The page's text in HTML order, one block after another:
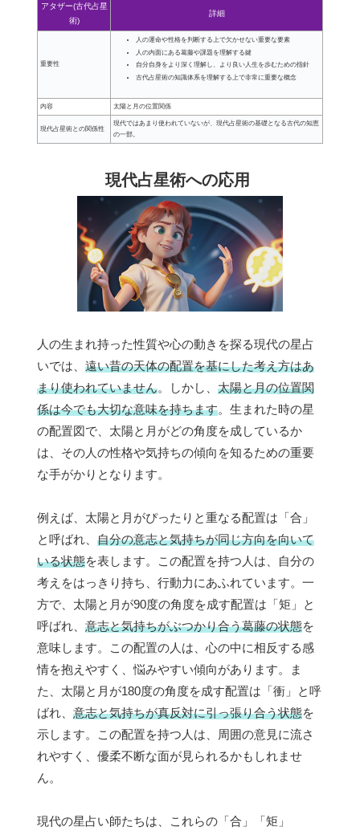
アタザー(古代占星
術)
詳細
重要性
人の運命や性格を判断する上で欠かせない重要な要素
人の内面にある葛藤や課題を理解する鍵
自分自身をより深く理解し、より良い人生を歩むための指針
古代占星術の知識体系を理解する上で非常に重要な概念
内容 太陽と月の位置関係
現代占星術との関係性
現代ではあまり使われていないが、現代占星術の基礎となる古代の知恵
の一部。
現代占星術への応用
人の生まれ持った性質や心の動きを探る現代の星占
いでは、 遠い昔の天体の配置を基にした考え方はあ
まり使われていません。しかし、 太陽と月の位置関
係は今でも大切な意味を持ちます。生まれた時の星
の配置図で、太陽と月がどの角度を成しているか
は、その人の性格や気持ちの傾向を知るための重要
な手がかりとなります。
例えば、太陽と月がぴったりと重なる配置は「合」
と呼ばれ、 自分の意志と気持ちが同じ方向を向いて
いる状態を表します。この配置を持つ人は、自分の
考えをはっきり持ち、行動力にあふれています。一
方で、太陽と月が90度の角度を成す配置は「矩」と
呼ばれ、 意志と気持ちがぶつかり合う葛藤の状態を
意味します。この配置の人は、心の中に相反する感
情を抱えやすく、悩みやすい傾向があります。ま
た、太陽と月が180度の角度を成す配置は「衝」と呼
ばれ、 意志と気持ちが真反対に引っ張り合う状態を
示します。この配置を持つ人は、周囲の意見に流さ
れやすく、優柔不断な面が見られるかもしれませ
ん。
現代の星占い師たちは、これらの「合」「矩」